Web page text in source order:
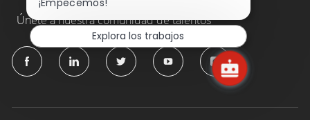
Únete a nuestra comunidad de talentos
follow
de
chatbot
Explora los trabajos